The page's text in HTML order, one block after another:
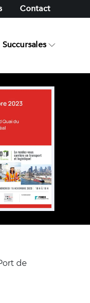
Contact
Succursales
de